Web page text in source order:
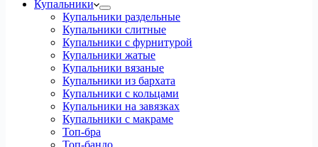
Купальники
Купальники раздельные
Купальники слитные
Купальники с фурнитурой
Купальники жатые
Купальники вязаные
Купальники из бархата
Купальники с кольцами
Купальники на завязках
Купальники с макраме
Топ-бра
Топ-бандо